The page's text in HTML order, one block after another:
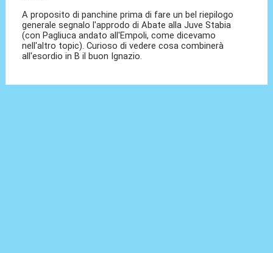
A proposito di panchine prima di fare un bel riepilogo
generale segnalo l'approdo di Abate alla Juve Stabia
(con Pagliuca andato all'Empoli, come dicevamo
nell'altro topic). Curioso di vedere cosa combinerà
all'esordio in B il buon Ignazio.